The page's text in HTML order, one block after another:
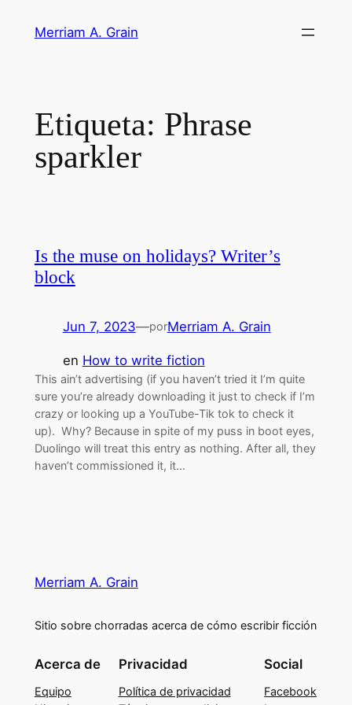
Merriam A. Grain
Etiqueta: Phrase
sparkler
Is the muse on holidays? Writer’s
block
Jun 7, 2023—porMerriam A. Grain
en How to write fiction
This ain’t advertising (if you haven’t tried it I’m quite
sure you’re already downloading it just to check if I’m
crazy or looking up a YouTube-Tik tok to check it
up). Why? Because in spite of my puss in boot eyes,
Duolingo will treat this entry as nothing. After all, they
haven’t commissioned it, it…
Merriam A. Grain
Sitio sobre chorradas acerca de cómo escribir ficción
Acerca de
Equipo
Privacidad
Política de privacidad
Social
Facebook